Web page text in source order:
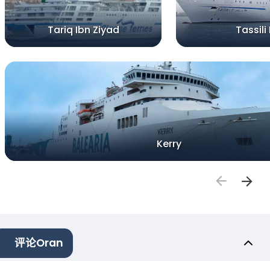
Tariq Ibn Ziyad Tassili
Kerry
评论Oran